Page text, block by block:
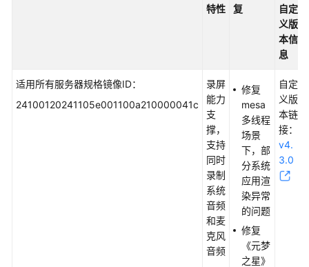
特性
复
自定
义版
本信
息
适用所有服务器规格镜像ID：
24100120241105e001100a210000041c
录屏
能力
支
撑，
支持
同时
录制
系统
音频
和麦
克风
音频
修复
mesa
多线程
场景
下，部
分系统
应用渲
染异常
的问题
修复
《元梦
之星》
自定
义版
本链
接：
v4.
3.0